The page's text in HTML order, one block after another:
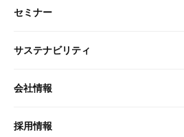
大和総研の強み
研究員
書籍・刊行物 トップ
書籍
セミナー
セミナー トップ
現在受付中のセミナー・イベント
サステナビリティ
サステナビリティの取り組み
次世代社会への貢献
会社情報
会社情報 トップ
採用情報